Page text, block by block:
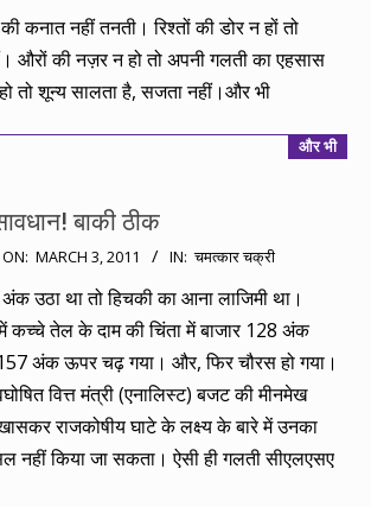
की कनात नहीं तनती। रिश्तों की डोर न हों तो
औरों की नज़र न हो तो अपनी गलती का एहसास
हो तो शून्य सालता है, सजता नहीं।और भी
और भी
बाकी ठीक
ON: MARCH 3, 2011 IN: चमत्कार चक्री
उठा था तो हिचकी का आना लाजिमी था।
में कच्चे तेल के दाम की चिंता में बाजार 128 अंक
अंक ऊपर चढ़ गया। और, फिर चौरस हो गया।
वित्त मंत्री (एनालिस्ट) बजट की मीनमेख
राजकोषीय घाटे के लक्ष्य के बारे में उनका
नहीं किया जा सकता। ऐसी ही गलती सीएलएसए